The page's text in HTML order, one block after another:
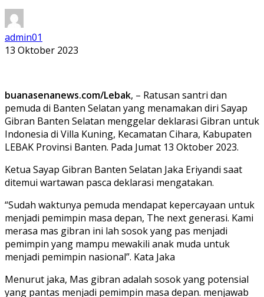
admin01
13 Oktober 2023
buanasenanews.com/Lebak, – Ratusan santri dan
pemuda di Banten Selatan yang menamakan diri Sayap
Gibran Banten Selatan menggelar deklarasi Gibran untuk
Indonesia di Villa Kuning, Kecamatan Cihara, Kabupaten
LEBAK Provinsi Banten. Pada Jumat 13 Oktober 2023.
Ketua Sayap Gibran Banten Selatan Jaka Eriyandi saat
ditemui wartawan pasca deklarasi mengatakan.
“Sudah waktunya pemuda mendapat kepercayaan untuk
menjadi pemimpin masa depan, The next generasi. Kami
merasa mas gibran ini lah sosok yang pas menjadi
pemimpin yang mampu mewakili anak muda untuk
menjadi pemimpin nasional”. Kata Jaka
Menurut jaka, Mas gibran adalah sosok yang potensial
yang pantas menjadi pemimpin masa depan. menjawab